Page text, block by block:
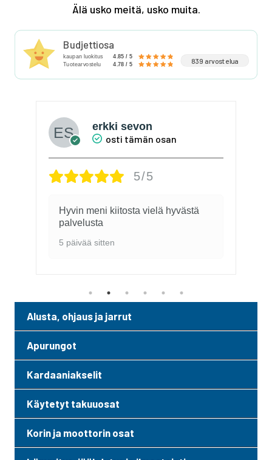
Alusta, ohjaus ja jarrut
Apurungot
Kardaaniakselit
Käytetyt takuuosat
Korin ja moottorin osat
Älä usko meitä, usko muita.
Budjettiosa
kaupan luokitus
4.85 / 5
Tuotearvostelu
4.78 / 5 839 arvostelua
Kari
osti tämän osan
5/5
2 viikkoa sitten